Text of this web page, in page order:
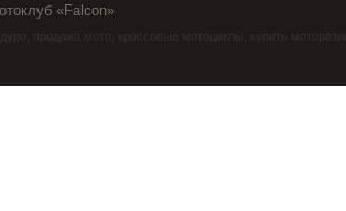
«Falcon»
, продажа мото, кроссовые мотоциклы, купить